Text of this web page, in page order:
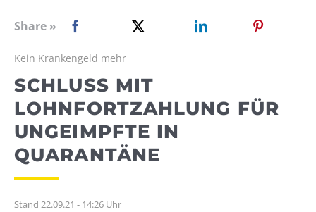
WEBRADIO
Share »
Kein Krankengeld mehr
SCHLUSS MIT
LOHNFORTZAHLUNG FÜR
UNGEIMPFTE IN
QUARANTÄNE
Stand 22.09.21 - 14:26 Uhr